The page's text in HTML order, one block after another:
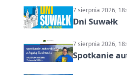
7 sierpnia 2026,
Dni Suwałk
7 sierpnia 2026,
Spotkanie